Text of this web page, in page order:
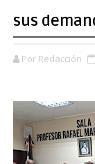
sus
Por Redacción